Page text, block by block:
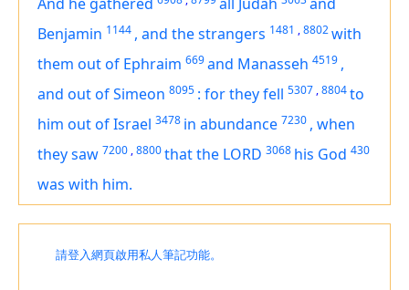
Benjamin 1144 , and the strangers 1481 ,8802with
them out of Ephraim 669and Manasseh 4519 ,
and out of Simeon 8095 : for they fell 5307 ,8804to
him out of Israel 3478 in abundance 7230 , when
they saw 7200 ,8800that the LORD 3068 his God 430
was with him.
請登入網頁啟用私人筆記功能。